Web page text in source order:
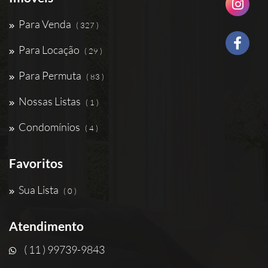
Para Venda ( 327 )
Para Locação ( 29 )
Para Permuta ( 83 )
Nossas Listas ( 1 )
Condomínios ( 4 )
Favoritos
Sua Lista ( 0 )
Atendimento
( 11 ) 99739-9843